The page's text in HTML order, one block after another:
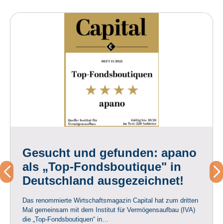
Gesucht und gefunden: apano
als „Top-Fondsboutique" in
Deutschland ausgezeichnet!
Das renommierte Wirtschaftsmagazin Capital hat zum dritten
Mal gemeinsam mit dem Institut für Vermögensaufbau (IVA)
die „Top-Fondsboutiquen“ in…